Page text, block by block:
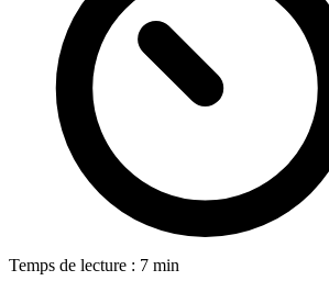
Temps de lecture : 7 min